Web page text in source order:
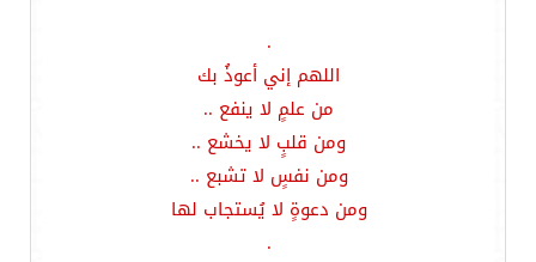
.
اللهم إني أعوذُ بك
من علمٍ لا ينفع ..
ومن قلبٍ لا يخشع ..
ومن نفسٍ لا تشبع ..
ومن دعوةٍ لا يُستجاب لها
.